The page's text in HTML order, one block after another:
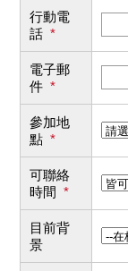
行動電
話 *
電子郵
件 *
參加地
點 *
可聯絡
時間 *
目前背
景